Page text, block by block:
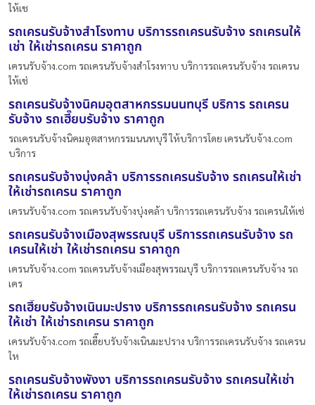
ให้เช
รถเครนรับจ้างสำโรงทาบ บริการรถเครนรับจ้าง รถเครนให้
เช่า ให้เช่ารถเครน ราคาถูก
เครนรับจ้าง.com รถเครนรับจ้างสำโรงทาบ บริการรถเครนรับจ้าง รถเครน
ให้เช่
รถเครนรับจ้างนิคมอุตสาหกรรมนนทบุรี บริการ รถเครน
รับจ้าง รถเฮี๊ยบรับจ้าง ราคาถูก
รถเครนรับจ้างนิคมอุตสาหกรรมนนทบุรี ให้บริการโดย เครนรับจ้าง.com
บริการ
รถเครนรับจ้างบุ่งคล้า บริการรถเครนรับจ้าง รถเครนให้เช่า
ให้เช่ารถเครน ราคาถูก
เครนรับจ้าง.com รถเครนรับจ้างบุ่งคล้า บริการรถเครนรับจ้าง รถเครนให้เช่
รถเครนรับจ้างเมืองสุพรรณบุรี บริการรถเครนรับจ้าง รถ
เครนให้เช่า ให้เช่ารถเครน ราคาถูก
เครนรับจ้าง.com รถเครนรับจ้างเมืองสุพรรณบุรี บริการรถเครนรับจ้าง รถ
เคร
รถเฮี๊ยบรับจ้างเนินมะปราง บริการรถเครนรับจ้าง รถเครน
ให้เช่า ให้เช่ารถเครน ราคาถูก
เครนรับจ้าง.com รถเฮี๊ยบรับจ้างเนินมะปราง บริการรถเครนรับจ้าง รถเครน
ให
รถเครนรับจ้างพังงา บริการรถเครนรับจ้าง รถเครนให้เช่า
ให้เช่ารถเครน ราคาถูก